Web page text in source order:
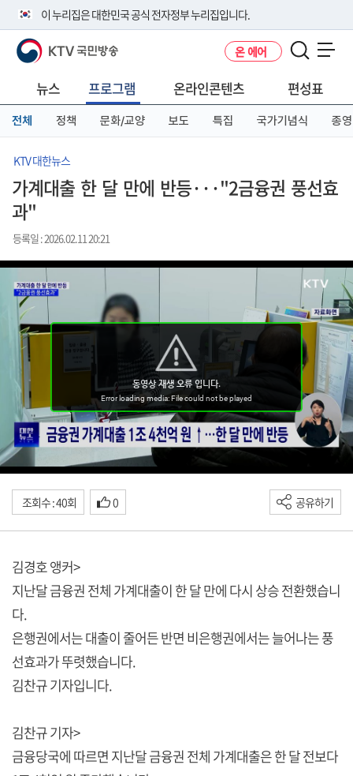
이 누리집은 대한민국 공식 전자정부 누리집입니다.
공식 누리집 주소 확인하기
니다.
이밖에 or.kr 또는 .kr등 다른 도메인 주소를 사용하고 있다면 아래 URL에
서 도메인 주소를 확인해 보세요
KTV 국민방송 온 에어
뉴스 프로그램 온라인콘텐츠 편성표
전체 정책 문화/교양 보도 특집 국가기념식 종영
KTV 대한뉴스
가계대출 한 달 만에 반등···"2금융권 풍선효
과"
등록일 : 2026.02.11 20:21
조회수 : 40회 0 공유하기
김경호 앵커>
지난달 금융권 전체 가계대출이 한 달 만에 다시 상승 전환했습니
다.
은행권에서는 대출이 줄어든 반면 비은행권에서는 늘어나는 풍
선효과가 뚜렷했습니다.
김찬규 기자입니다.
김찬규 기자>
금융당국에 따르면 지난달 금융권 전체 가계대출은 한 달 전보다